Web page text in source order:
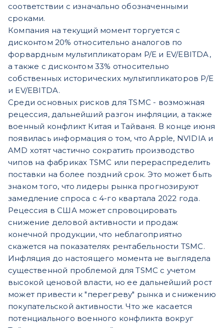
соответствии с изначально обозначенными
сроками.
Компания на текущий момент торгуется с
дисконтом 20% относительно аналогов по
форвардным мультипликаторам P/E и EV/EBITDA,
а также с дисконтом 33% относительно
собственных исторических мультипликаторов P/E
и EV/EBITDA.
Среди основных рисков для TSMC - возможная
рецессия, дальнейший разгон инфляции, а также
военный конфликт Китая и Тайваня. В конце июня
появилась информация о том, что Apple, NVIDIA и
AMD хотят частично сократить производство
чипов на фабриках TSMC или перераспределить
поставки на более поздний срок. Это может быть
знаком того, что лидеры рынка прогнозируют
замедление спроса с 4-го квартала 2022 года.
Рецессия в США может спровоцировать
снижение деловой активности и продаж
конечной продукции, что неблагоприятно
скажется на показателях рентабельности TSMC.
Инфляция до настоящего момента не выглядела
существенной проблемой для TSMC с учетом
высокой ценовой власти, но ее дальнейший рост
может привести к "перегреву" рынка и снижению
покупательской активности. Что же касается
потенциального военного конфликта вокруг